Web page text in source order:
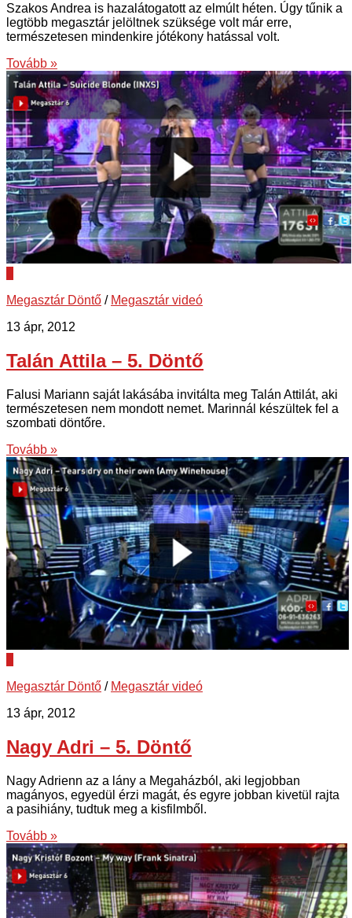
Szakos Andrea is hazalátogatott az elmúlt héten. Úgy tűnik a
legtöbb megasztár jelöltnek szüksége volt már erre,
természetesen mindenkire jótékony hatással volt.
Tovább »
Megasztár Döntő / Megasztár videó
13 ápr, 2012
Talán Attila – 5. Döntő
Falusi Mariann saját lakásába invitálta meg Talán Attilát, aki
természetesen nem mondott nemet. Marinnál készültek fel a
szombati döntőre.
Tovább »
Megasztár Döntő / Megasztár videó
13 ápr, 2012
Nagy Adri – 5. Döntő
Nagy Adrienn az a lány a Megaházból, aki legjobban
magányos, egyedül érzi magát, és egyre jobban kivetül rajta
a pasihiány, tudtuk meg a kisfilmből.
Tovább »